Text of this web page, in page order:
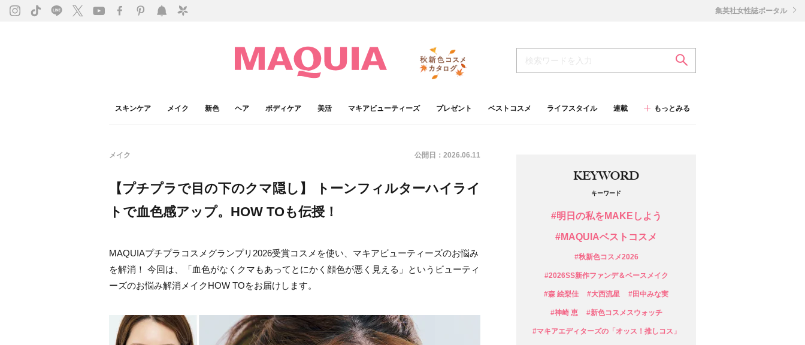
スキンケア メイク 新色 ヘア ボディケア 美活 マキアビューティーズ プレゼント ベストコスメ ライフスタイル 連載 もっとみる
集英社女性誌ポータル
メイク 公開日： 2026.06.11
【プチプラで目の下のクマ隠し】 トーンフィルターハイライ
トで血色感アップ。HOW TOも伝授！
MAQUIAプチプラコスメグランプリ2026受賞コスメを使い、マキアビューティーズのお悩み
を解消！ 今回は、「血色がなくクマもあってとにかく顔色が悪く見える」というビューティ
ーズのお悩み解消メイクHOW TOをお届けします。
KEYWORD
キーワード
#明日の私をMAKEしよう
#MAQUIAベストコスメ
#秋新色コスメ2026
#2026SS新作ファンデ＆ベースメイク
#森 絵梨佳 #大西流星 #田中みな実
#神崎 恵 #新色コスメスウォッチ
#マキアエディターズの「オッス！推しコス」